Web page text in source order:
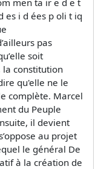
es i d ées p oli t iq
pas
soit
la constitution
qu'elle ne le
complète. Marcel
du Peuple
il devient
au projet
le général De
à la création de